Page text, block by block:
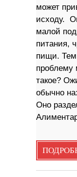
может
исходу.
малой
питания,
пищи.
проблему
такое?
обычно
Оно